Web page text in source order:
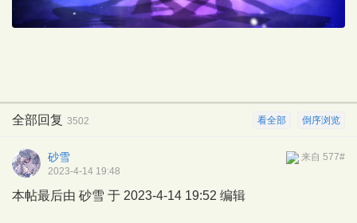
倒序浏览
看全部
全部回复 3502
来自 577#
砂雪
2023-4-14 19:48
本帖最后由 砂雪 于 2023-4-14 19:52 编辑